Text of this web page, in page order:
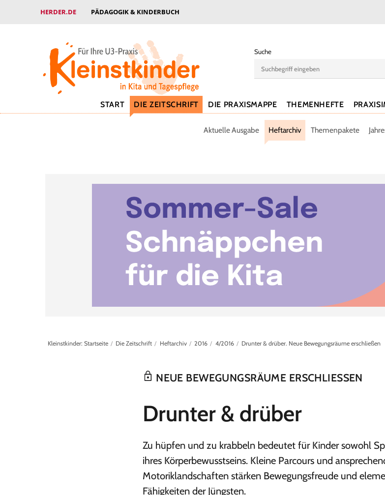
HERDER.DE PÄDAGOGIK & KINDERBUCH
Suche
START DIE ZEITSCHRIFT DIE PRAXISMAPPE THEMENHEFTE
Aktuelle Ausgabe Heftarchiv Themenpakete
Kleinstkinder: Startseite Die Zeitschrift Heftarchiv 2016 4/2016 Drunter & drüber. Neue Bewegungsräume erschließen
NEUE BEWEGUNGSRÄUME ERSCHLIESSEN
:
Drunter & drüber
Zu hüpfen und zu krabbeln bedeutet für Kinder sowohl
ihres Körperbewusstseins. Kleine Parcours und
Motoriklandschaften stärken Bewegungsfreude und
Fähigkeiten der Jüngsten.